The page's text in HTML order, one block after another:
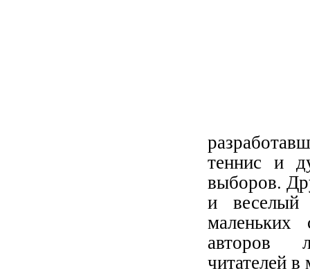
теннис и
выборов.
и веселый
авторов
читателей в